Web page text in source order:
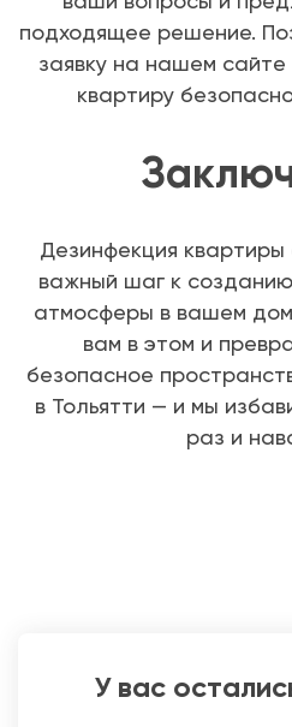
подходящее решение.
заявку на нашем
квартиру
Дезинфекция
важный шаг к
атмосферы в вашем
вам в этом и
безопасное
в Тольятти — и мы
раз и
У вас